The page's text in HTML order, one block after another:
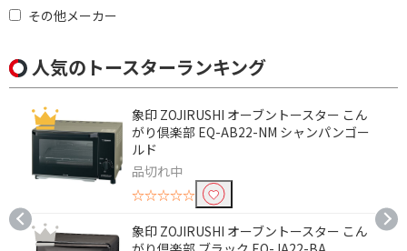
その他メーカー
消費電力で絞り込む
1001W以上
500W以下
1000W以上
1300W
500W
トースター枚数で絞り込む
３枚
４枚
人気のトースターランキング
象印 ZOJIRUSHI オーブントースター こん
がり倶楽部 EQ-AB22-NM シャンパンゴー
ルド
品切れ中
☆☆☆☆☆
象印 ZOJIRUSHI オーブントースター こん